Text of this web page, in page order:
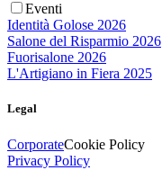
Eventi
Identità Golose 2026
Salone del Risparmio 2026
Fuorisalone 2026
L'Artigiano in Fiera 2025
Legal
CorporateCookie Policy
Privacy Policy